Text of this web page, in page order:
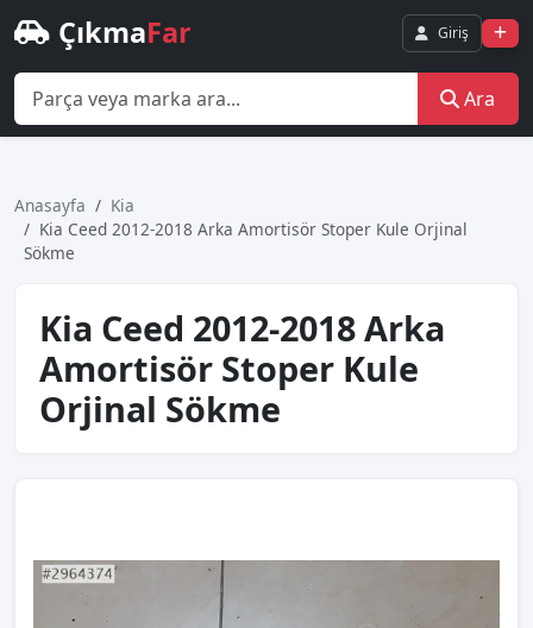
ÇıkmaFar Giriş
Ara
Anasayfa
Kia
Kia Ceed 2012-2018 Arka Amortisör Stoper Kule Orjinal
Sökme
Kia Ceed 2012-2018 Arka
Amortisör Stoper Kule
Orjinal Sökme